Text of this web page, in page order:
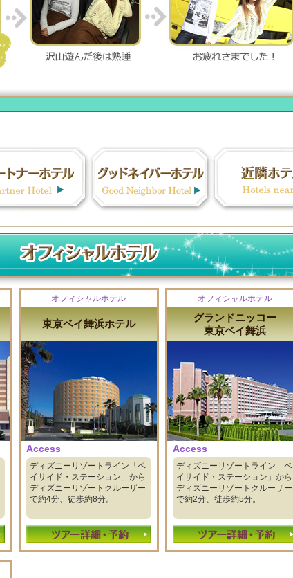
東京ベイ舞浜ホテル
オフィシャルホテル
Access
ディズニーリゾートライン「ベ
イサイド・ステーション」から
ディズニーリゾートクルーザー
で約4分、徒歩約8分。
グランドニッコー
東京ベイ舞浜
オフィシャルホテル
Access
ディズニーリゾートライン「ベ
イサイド・ステーション」から
ディズニーリゾートクルーザー
で約2分、徒歩約5分。